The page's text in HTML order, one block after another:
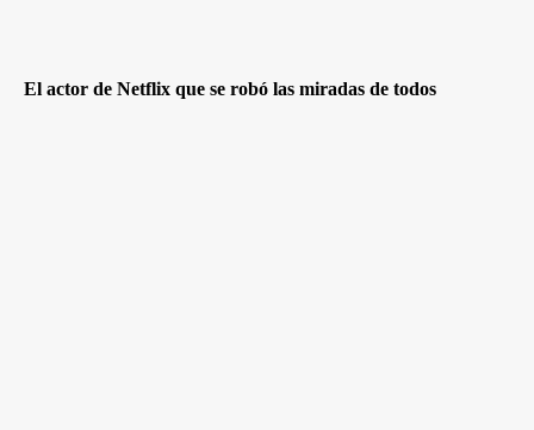
El actor de Netflix que se robó las miradas de todos